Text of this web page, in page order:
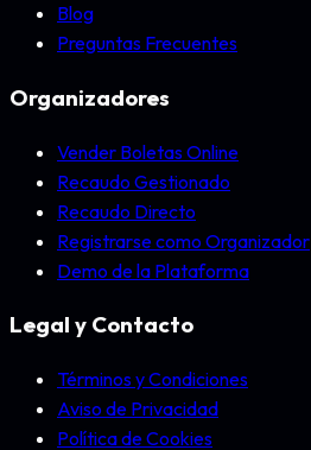
Blog
Preguntas Frecuentes
Organizadores
Vender Boletas Online
Recaudo Gestionado
Recaudo Directo
Registrarse como Organizador
Demo de la Plataforma
Legal y Contacto
Términos y Condiciones
Aviso de Privacidad
Política de Cookies